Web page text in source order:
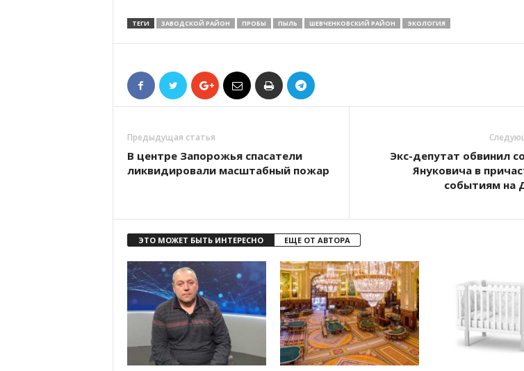
ТЕГИ ЗАВОДСКОЙ РАЙОН ПРОБЫ ПЫЛЬ ШЕВЧЕНКОВСКИЙ РАЙОН ЭКОЛОГИЯ
Предыдущая статья
В центре Запорожья спасатели
ликвидировали масштабный пожар
Экс-депутат обвинил
Януковича в
событиям на
ЭТО МОЖЕТ БЫТЬ ИНТЕРЕСНО ЕЩЕ ОТ АВТОРА